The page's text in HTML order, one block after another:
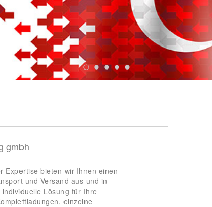
gmbh
Expertise bieten wir Ihnen einen
und Versand aus und in
Lösung für Ihre
einzelne